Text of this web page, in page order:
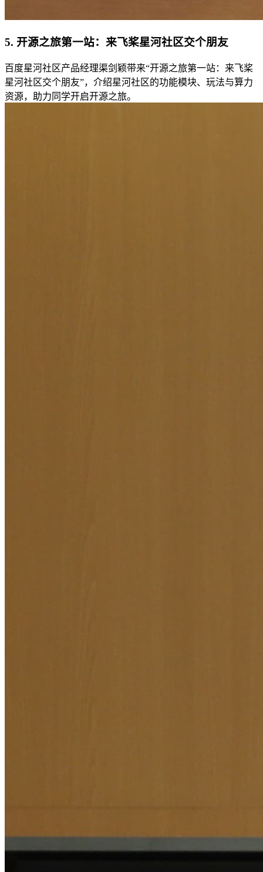
5. 开源之旅第一站：来飞桨星河社区交个朋友
百度星河社区产品经理渠剑颖带来“开源之旅第一站：来飞桨
星河社区交个朋友”，介绍星河社区的功能模块、玩法与算力
资源，助力同学开启开源之旅。